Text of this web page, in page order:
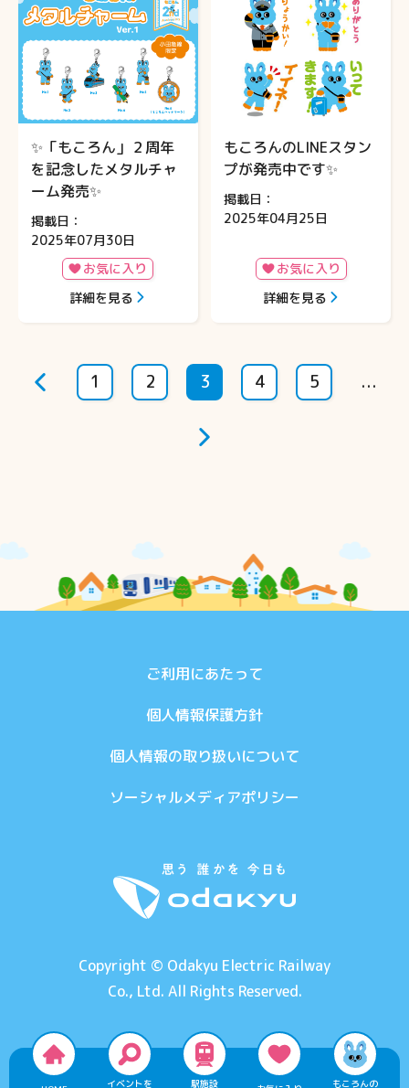
イベントを 駅施設 もころんの
✨「もころん」２周年
を記念したメタルチャ
ーム発売✨
掲載日：
2025年07月30日
お気に入り
詳細を見る
もころんのLINEスタン
プが発売中です✨
掲載日：
2025年04月25日
お気に入り
詳細を見る
1 2 3 4 5 ...
ご利用にあたって
個人情報保護方針
個人情報の取り扱いについて
ソーシャルメディアポリシー
Copyright © Odakyu Electric Railway
Co., Ltd. All Rights Reserved.